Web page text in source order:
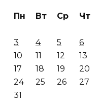
Пн Вт Ср Чт
3
4 5 6
10
11 12 13
17
18 19 20
24
25 26 27
31